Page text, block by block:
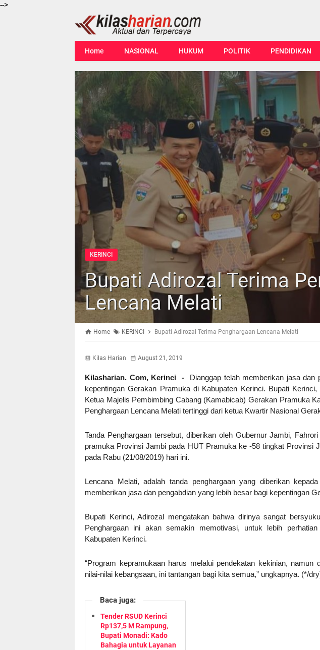
-->
Home NASIONAL HUKUM POLITIK PENDIDIKAN
KERINCI
Bupati Adirozal Terima
Lencana Melati
Home KERINCI Bupati Adirozal Terima Penghargaan Lencana Melati
Kilas Harian August 21, 2019
Kilasharian. Com, Kerinci -
Dianggap telah memberikan jasa dan
kepentingan Gerakan Pramuka di Kabupaten Kerinci. Bupati
Ketua Majelis Pembimbing Cabang (Kamabicab) Gerakan Pramuka
Penghargaan Lencana Melati tertinggi dari ketua Kwartir Nasional
Tanda Penghargaan tersebut, diberikan oleh Gubernur Jambi,
pramuka Provinsi Jambi pada HUT Pramuka ke -58 tingkat Provinsi
pada Rabu (21/08/2019) hari ini.
Lencana Melati, adalah tanda penghargaan yang diberikan
memberikan jasa dan pengabdian yang lebih besar bagi kepentingan
Bupati Kerinci, Adirozal mengatakan bahwa dirinya sangat
Penghargaan ini akan semakin memotivasi, untuk lebih
Kabupaten Kerinci.
“Program kepramukaan harus melalui pendekatan kekinian, namun
nilai-nilai kebangsaan, ini tantangan bagi kita semua,” ungkapnya. (*/
Baca juga:
Tender RSUD Kerinci
Rp137,5 M Rampung,
Bupati Monadi: Kado
Bahagia untuk Layanan